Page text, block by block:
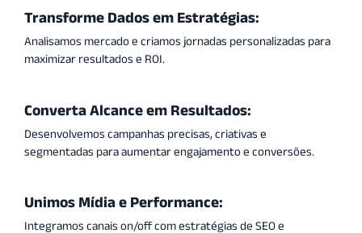
Transforme Dados em Estratégias:
Analisamos mercado e criamos jornadas personalizadas para
maximizar resultados e ROI.
Converta Alcance em Resultados:
Desenvolvemos campanhas precisas, criativas e
segmentadas para aumentar engajamento e conversões.
Unimos Mídia e Performance:
Integramos canais on/off com estratégias de SEO e